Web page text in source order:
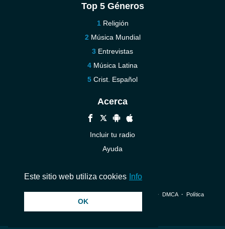
Top 5 Géneros
Religión
Música Mundial
Entrevistas
Música Latina
Crist. Español
Acerca
Incluir tu radio
Ayuda
© 2026 InstantAudio. Reservados todos los derechos. ・ DMCA・ Política
Este sitio web utiliza cookies Info
OK